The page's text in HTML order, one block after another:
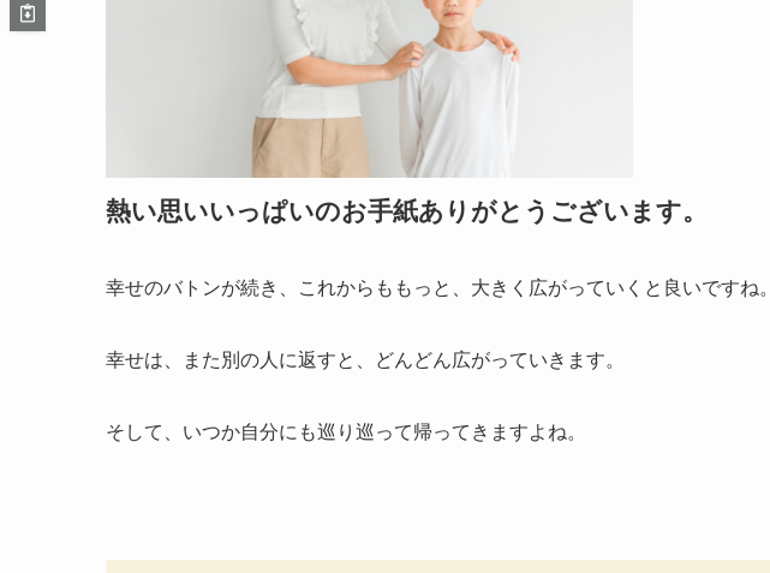
熱い思いいっぱいのお手紙ありがとうございます。
幸せのバトンが続き、これからももっと、大きく広がっていくと良いですね。
幸せは、また別の人に返すと、どんどん広がっていきます。
そして、いつか自分にも巡り巡って帰ってきますよね。